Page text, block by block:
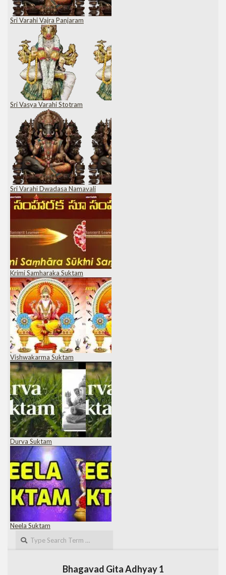
Sri Varahi Vajra Panjaram
Sri Vasya Varahi Stotram
Sri Varahi Dwadasa Namavali
Krimi Samharaka Suktam
Vishwakarma Suktam
Durva Suktam
Neela Suktam
Bhagavad Gita Adhyay 1